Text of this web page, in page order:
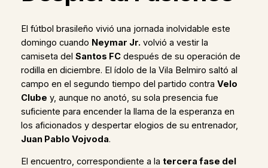
El fútbol brasileño vivió una jornada inolvidable este
domingo cuando Neymar Jr. volvió a vestir la
camiseta del Santos FCdespués de su operación de
rodilla en diciembre. El ídolo de la Vila Belmiro saltó al
campo en el segundo tiempo del partido contra Velo
Clube y, aunque no anotó, su sola presencia fue
suficiente para encender la llama de la esperanza en
los aficionados y despertar elogios de su entrenador,
Juan Pablo Vojvoda.
El encuentro, correspondiente a la tercera fase del